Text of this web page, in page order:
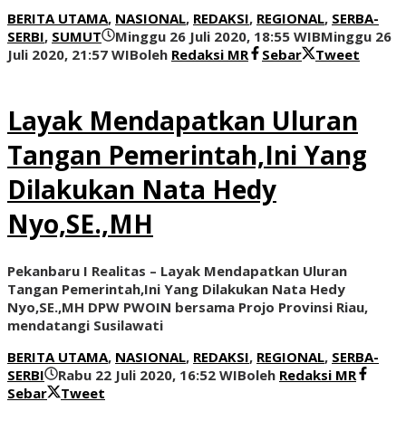
BERITA UTAMA, NASIONAL, REDAKSI, REGIONAL, SERBA-
SERBI, SUMUT Minggu 26 Juli 2020, 18:55 WIBMinggu 26
Juli 2020, 21:57 WIBoleh Redaksi MR Sebar Tweet
Layak Mendapatkan Uluran
Tangan Pemerintah,Ini Yang
Dilakukan Nata Hedy
Nyo,SE.,MH
Pekanbaru I Realitas – Layak Mendapatkan Uluran
Tangan Pemerintah,Ini Yang Dilakukan Nata Hedy
Nyo,SE.,MH DPW PWOIN bersama Projo Provinsi Riau,
mendatangi Susilawati
BERITA UTAMA, NASIONAL, REDAKSI, REGIONAL, SERBA-
SERBI
Rabu 22 Juli 2020, 16:52 WIBoleh Redaksi MR
Sebar
Tweet